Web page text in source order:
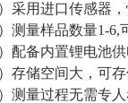
采用进口传感器
测量样品数量1-6,
配备内置锂电池
存储空间大，可存
测量过程无需专